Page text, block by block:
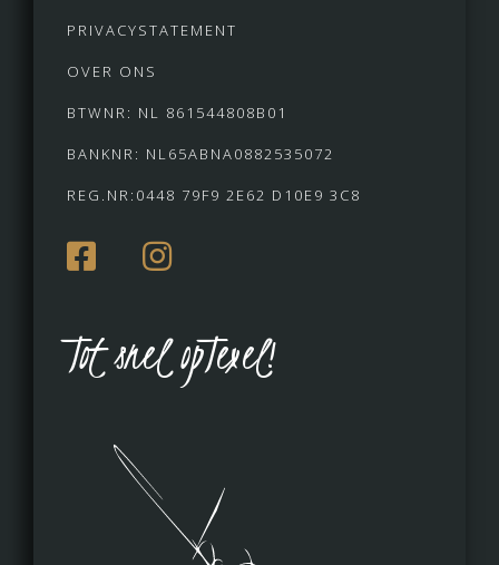
PRIVACYSTATEMENT
OVER ONS
BTWNR: NL 861544808B01
BANKNR: NL65ABNA0882535072
REG.NR:0448 79F9 2E62 D10E9 3C8
Tot snel opTexel!